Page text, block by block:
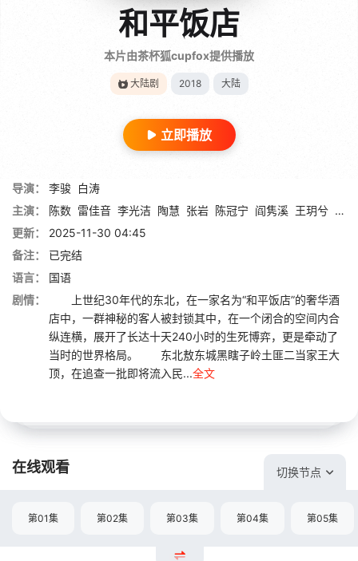
和平饭店
本片由茶杯狐cupfox提供播放
大陆剧 2018 大陆
立即播放
导演： 李骏 白涛
主演：
陈数 雷佳音 李光洁 陶慧 张岩 陈冠宁 阎隽溪 王玥兮 曹力
更新：
2025-11-30 04:45
备注：
已完结
语言：
国语
剧情：
上世纪30年代的东北，在一家名为“和平饭店”的奢华酒
店中，一群神秘的客人被封锁其中，在一个闭合的空间内合
纵连横，展开了长达十天240小时的生死博弈，更是牵动了
当时的世界格局。 东北敖东城黑瞎子岭土匪二当家王大
顶，在追查一批即将流入民...全文
在线观看 切换节点
第01集 第02集 第03集 第04集 第05集